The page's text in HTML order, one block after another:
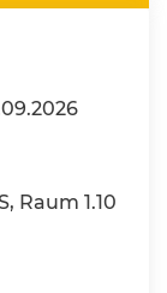
Raum 1.10